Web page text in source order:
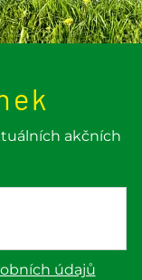
akčních
údajů